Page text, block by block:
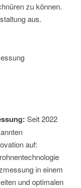
zu können.
aus.
Seit 2022
auf:
in einem
und optimalen